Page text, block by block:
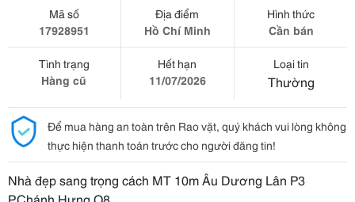
Mã số
17928951
Địa điểm
Hồ Chí Minh
Hình thức
Cần bán
Tình trạng
Hàng cũ
Hết hạn
11/07/2026
Loại tin
Thường
Để mua hàng an toàn trên Rao vặt, quý khách vui lòng không
thực hiện thanh toán trước cho người đăng tin!
Nhà đẹp sang trọng cách MT 10m Âu Dương Lân P3